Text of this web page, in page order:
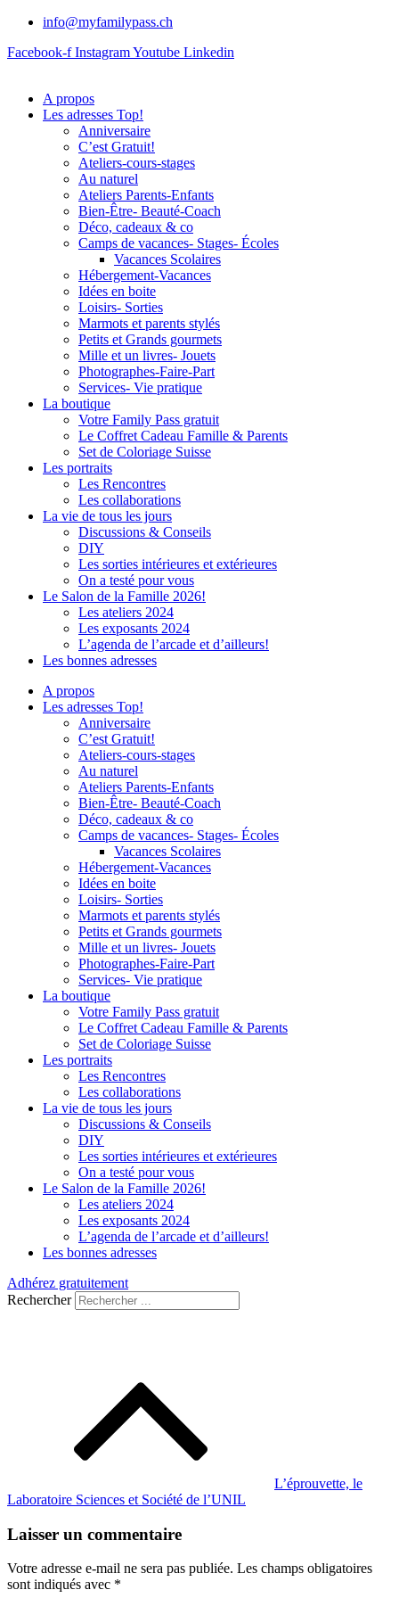
info@myfamilypass.ch
Facebook-f InstagramYoutube Linkedin
A propos
Les adresses Top!
Anniversaire
C’est Gratuit!
Ateliers-cours-stages
Au naturel
Ateliers Parents-Enfants
Bien-Être- Beauté-Coach
Déco, cadeaux & co
Camps de vacances- Stages- Écoles
Vacances Scolaires
Hébergement-Vacances
Idées en boite
Loisirs- Sorties
Marmots et parents stylés
Petits et Grands gourmets
Mille et un livres- Jouets
Photographes-Faire-Part
Services- Vie pratique
La boutique
Votre Family Pass gratuit
Le Coffret Cadeau Famille & Parents
Set de Coloriage Suisse
Les portraits
Les Rencontres
Les collaborations
La vie de tous les jours
Discussions & Conseils
DIY
Les sorties intérieures et extérieures
On a testé pour vous
Le Salon de la Famille 2026!
Les ateliers 2024
Les exposants 2024
L’agenda de l’arcade et d’ailleurs!
Les bonnes adresses
A propos
Les adresses Top!
Anniversaire
C’est Gratuit!
Ateliers-cours-stages
Au naturel
Ateliers Parents-Enfants
Bien-Être- Beauté-Coach
Déco, cadeaux & co
Camps de vacances- Stages- Écoles
Vacances Scolaires
Hébergement-Vacances
Idées en boite
Loisirs- Sorties
Marmots et parents stylés
Petits et Grands gourmets
Mille et un livres- Jouets
Photographes-Faire-Part
Services- Vie pratique
La boutique
Votre Family Pass gratuit
Le Coffret Cadeau Famille & Parents
Set de Coloriage Suisse
Les portraits
Les Rencontres
Les collaborations
La vie de tous les jours
Discussions & Conseils
DIY
Les sorties intérieures et extérieures
On a testé pour vous
Le Salon de la Famille 2026!
Les ateliers 2024
Les exposants 2024
L’agenda de l’arcade et d’ailleurs!
Les bonnes adresses
Adhérez gratuitement
Rechercher
L’éprouvette, le
Laboratoire Sciences et Société de l’UNIL
Laisser un commentaire
Votre adresse e-mail ne sera pas publiée. Les champs obligatoires
sont indiqués avec *